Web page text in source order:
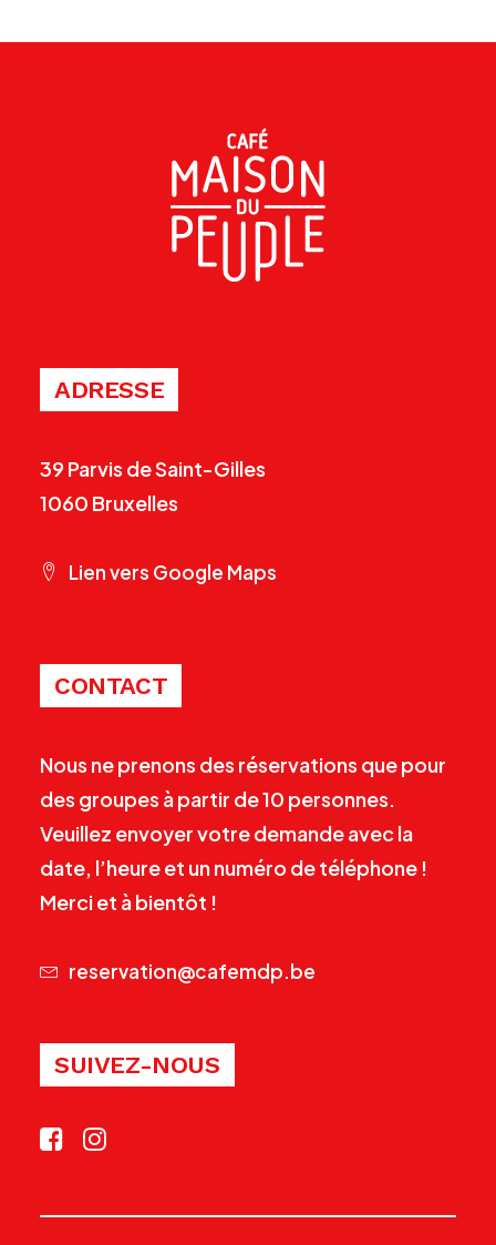
ADRESSE
39 Parvis de Saint-Gilles
1060 Bruxelles
Lien vers Google Maps
CONTACT
Nous ne prenons des réservations que pour
des groupes à partir de 10 personnes.
Veuillez envoyer votre demande avec la
date, l’heure et un numéro de téléphone !
Merci et à bientôt !
reservation@cafemdp.be
SUIVEZ-NOUS